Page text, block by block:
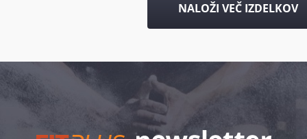
NALOŽI VEČ IZDELKOV